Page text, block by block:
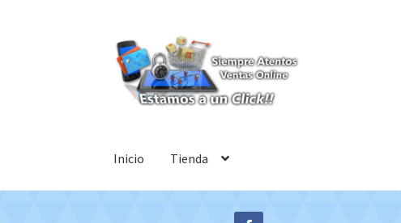
Ir
a
la
navegación
Ir
al
contenido
Inicio Tienda